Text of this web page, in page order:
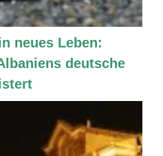
neues Leben:
deutsche